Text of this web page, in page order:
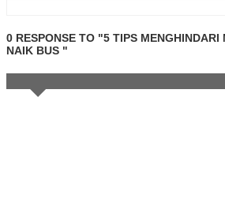
0 RESPONSE TO "5 TIPS
NAIK BUS "